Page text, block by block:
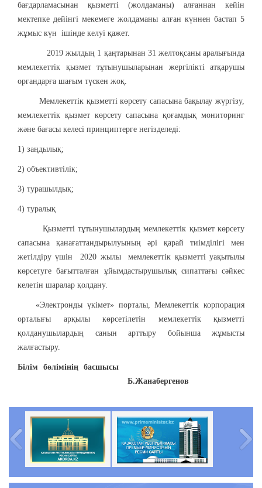
бағдарламасынан қызметті (жолдаманы) алғаннан кейін
мектепке дейінгі мекемеге жолдаманы алған күннен бастап 5
жұмыс күн ішінде келуі қажет.
2019 жылдың 1 қаңтарынан 31 желтоқсаны аралығында
мемлекеттік қызмет тұтынушыларынан жергілікті атқарушы
органдарға шағым түскен жоқ.
Мемлекеттік қызметті көрсету сапасына бақылау жүргізу,
мемлекеттік қызмет көрсету сапасына қоғамдық мониторинг
және бағасы келесі принциптерге негізделеді:
1) заңдылық;
2) объективтілік;
3) турашылдық;
4) туралық
Қызметті тұтынушылардың мемлекеттік қызмет көрсету
сапасына қанағаттандырылуының әрі қарай тиімділігі мен
жетілдіру үшін 2020 жылы мемлекеттік қызметті уақытылы
көрсетуге бағытталған ұйымдастырушылық сипаттағы сәйкес
келетін шаралар қолдану.
«Электронды үкімет» порталы, Мемлекеттік корпорация
орталығы арқылы көрсетілетін мемлекеттік қызметті
қолданушылардың санын арттыру бойынша жұмысты
жалғастыру.
Білім бөлімінің басшысы
Б.Жанабергенов